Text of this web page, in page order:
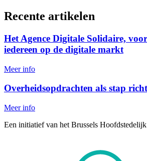
Recente artikelen
Het Agence Digitale Solidaire,
iedereen op de digitale markt
Meer info
Overheidsopdrachten als stap
Meer info
Een initiatief van het Brussels